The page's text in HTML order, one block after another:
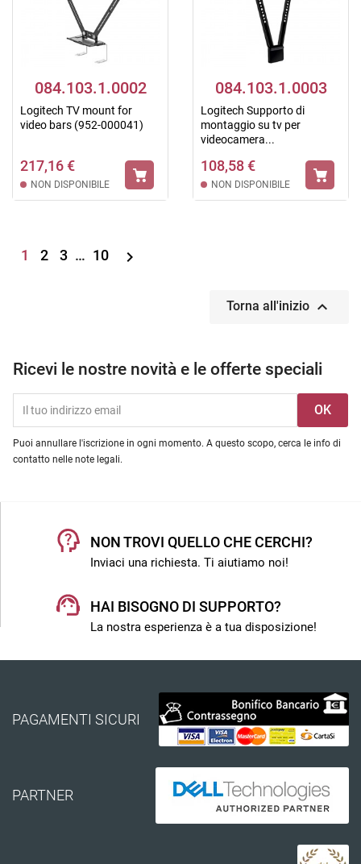
084.103.1.0002
Logitech TV mount for
video bars (952-000041)
217,16 €
NON DISPONIBILE
084.103.1.0003
Logitech Supporto di
montaggio su tv per
videocamera...
108,58 €
NON DISPONIBILE
1 2 3 … 10 
Torna all'inizio 
Ricevi le nostre novità e le offerte speciali
Puoi annullare l'iscrizione in ogni momento. A questo scopo, cerca le info di
contatto nelle note legali.
NON TROVI QUELLO CHE CERCHI?
Inviaci una richiesta. Ti aiutiamo noi!
HAI BISOGNO DI SUPPORTO?
La nostra esperienza è a tua disposizione!
PAGAMENTI SICURI
PARTNER